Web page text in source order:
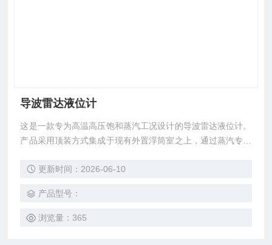
导波雷达液位计
这是一款专为高温高压饱和蒸汽工况设计的导波雷达液位计。
产品采用顶装方式集成于现有外置浮筒室之上，通过蒸汽专用
数蒸汽环境下因介电常数变化、冷凝水干扰及高温传导导致的
更新时间：2026-06-10
产品型号：
浏览量：365